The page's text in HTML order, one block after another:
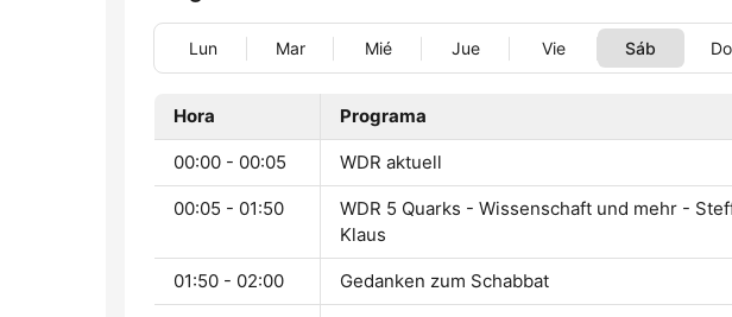
Lun Mar Mié Jue Vie Sáb
Hora Programa
00:00 - 00:05 WDR aktuell
00:05 - 01:50
WDR 5 Quarks - Wissenschaft und mehr -
Klaus
01:50 - 02:00 Gedanken zum Schabbat